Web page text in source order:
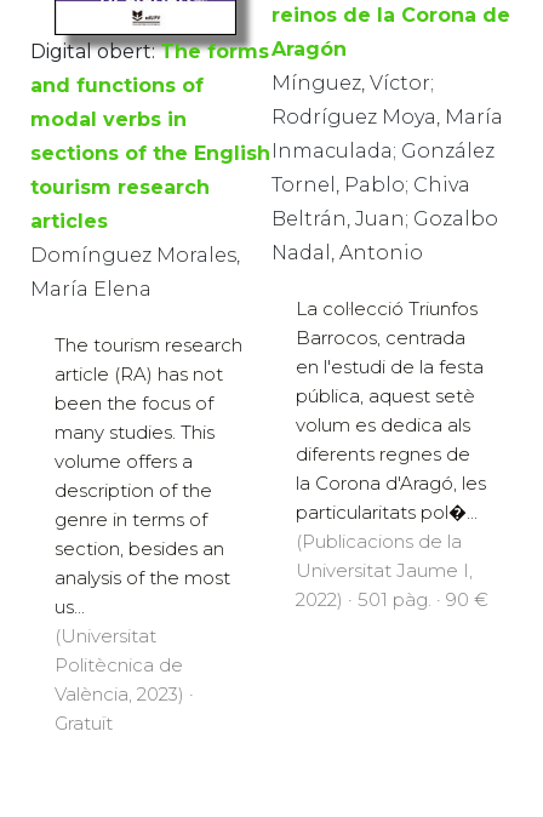
Digital obert: The forms
and functions of
modal verbs in
sections of the English
tourism research
articles
Domínguez Morales,
María Elena
The tourism research
article (RA) has not
been the focus of
many studies. This
volume offers a
description of the
genre in terms of
section, besides an
analysis of the most
us...
(Universitat
Politècnica de
València, 2023) ·
Gratuït
reinos de la Corona de
Aragón
Mínguez, Víctor;
Rodríguez Moya, María
Inmaculada; González
Tornel, Pablo; Chiva
Beltrán, Juan; Gozalbo
Nadal, Antonio
La col·lecció Triunfos
Barrocos, centrada
en l'estudi de la festa
pública, aquest setè
volum es dedica als
diferents regnes de
la Corona d'Aragó, les
particularitats pol�...
(Publicacions de la
Universitat Jaume I,
2022) · 501 pàg. · 90 €